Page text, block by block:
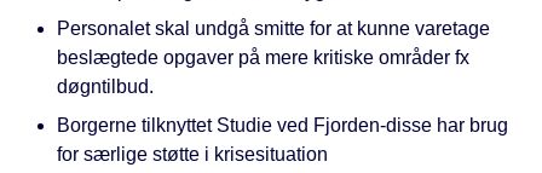
Personalet skal undgå smitte for at kunne varetage
beslægtede opgaver på mere kritiske områder fx
døgntilbud.
Borgerne tilknyttet Studie ved Fjorden-disse har brug
for særlige støtte i krisesituation